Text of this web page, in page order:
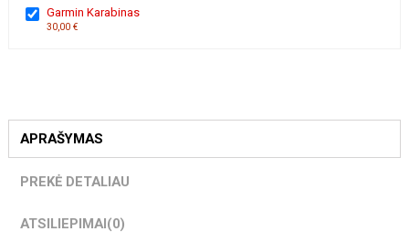
Garmin Karabinas
30,00 €
APRAŠYMAS
PREKĖ DETALIAU
ATSILIEPIMAI(0)